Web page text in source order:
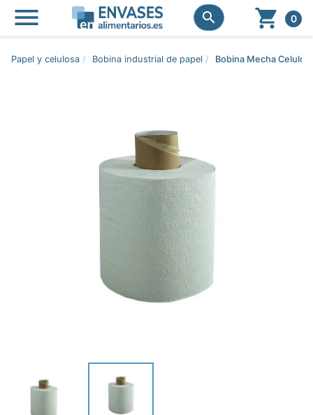
 
  0
Papel y celulosa Bobina industrial de papel Bobina Mecha